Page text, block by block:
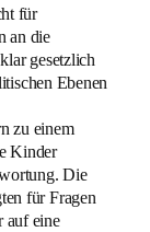
für
an die
gesetzlich
Ebenen
zu einem
Kinder
Die
für Fragen
auf eine